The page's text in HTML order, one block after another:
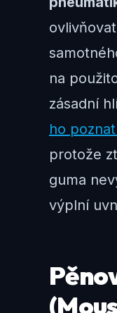
na
zásadní
ho
protože
guma
výplní